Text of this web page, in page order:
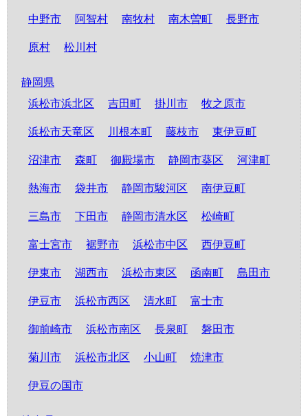
中野市 阿智村 南牧村 南木曽町 長野市
原村 松川村
静岡県
浜松市浜北区
吉田町 掛川市 牧之原市
浜松市天竜区 川根本町 藤枝市 東伊豆町
沼津市 森町 御殿場市 静岡市葵区 河津町
熱海市 袋井市 静岡市駿河区 南伊豆町
三島市 下田市 静岡市清水区 松崎町
富士宮市 裾野市 浜松市中区 西伊豆町
伊東市 湖西市 浜松市東区 函南町 島田市
伊豆市 浜松市西区 清水町 富士市
御前崎市 浜松市南区 長泉町 磐田市
菊川市 浜松市北区 小山町 焼津市
伊豆の国市